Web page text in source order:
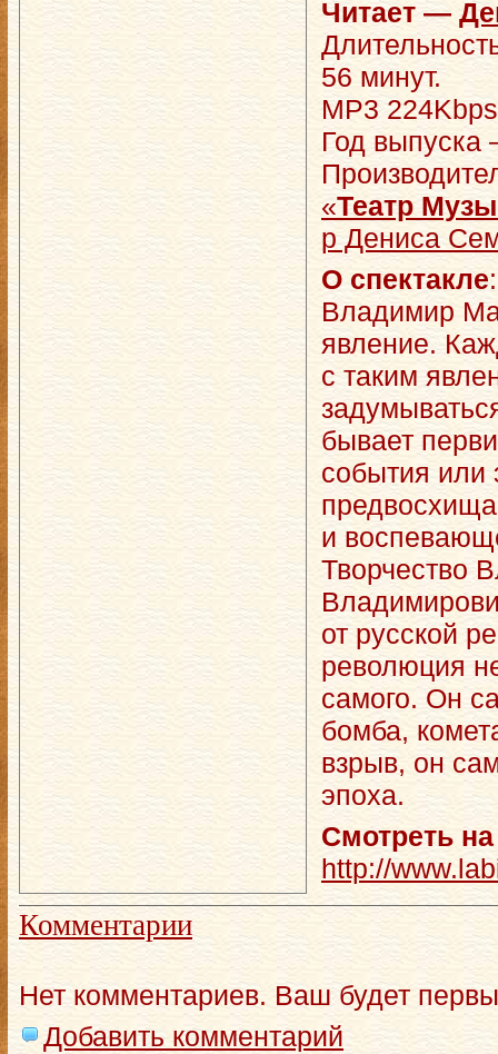
Читает —
56 минут.
MP3
Год выпуска
«Театр
р Дениса
О спектакле:
Владимир
явление.
с таким
бывает
события или
и
Творчество
от русской
революция
самого. Он
бомба,
взрыв, он
эпоха.
Смотреть
http://
Комментарии
Нет комментариев. Ваш будет
Добавить комментарий